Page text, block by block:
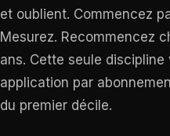
et oublient. Commencez
Mesurez. Recommencez
ans. Cette seule
application par
du premier décile.